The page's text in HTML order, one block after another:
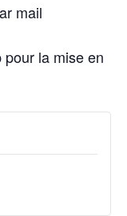
mail
la mise en